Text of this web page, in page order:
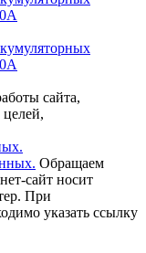
сайта,
целей,
Обращаем
сайт носит
При
указать ссылку